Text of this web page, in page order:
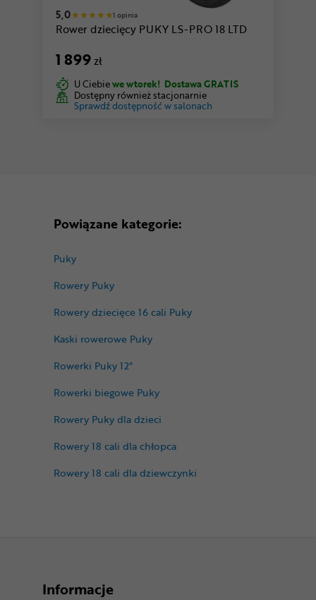
5,0 1 opinia
Rower dziecięcy PUKY LS-PRO 18 LTD
1 899zł
U Ciebiewe wtorek! Dostawa GRATIS
Dostępny również stacjonarnie
Sprawdź dostępność w salonach
Powiązane kategorie:
Puky
Rowery Puky
Rowery dziecięce 16 cali Puky
Kaski rowerowe Puky
Rowerki Puky 12″
Rowerki biegowe Puky
Rowery Puky dla dzieci
Rowery 18 cali dla chłopca
Rowery 18 cali dla dziewczynki
Informacje